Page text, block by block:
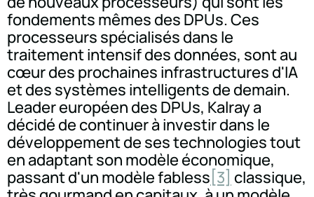
fondements mêmes des DPUs. Ces
processeurs spécialisés dans le
traitement intensif des données, sont au
cœur des prochaines infrastructures d'IA
et des systèmes intelligents de demain.
Leader européen des DPUs, Kalray a
décidé de continuer à investir dans le
développement de ses technologies tout
en adaptant son modèle économique,
passant d'un modèle fabless [3] classique,